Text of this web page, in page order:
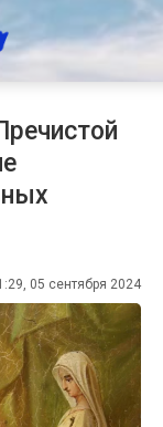
05 сентября 2024